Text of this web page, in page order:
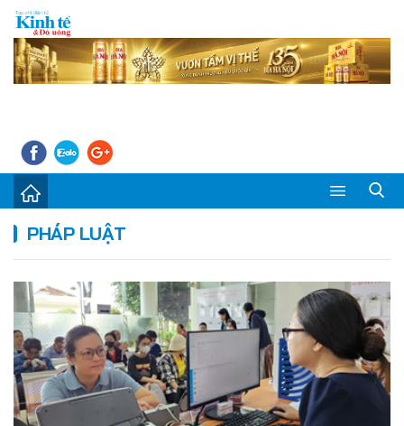
Sự kiện
Kinh tế - Tiêu dùng
Đời sống
Thị trường
Doanh nghiệp – Doanh nhân
Đồ uống
PHÁP LUẬT